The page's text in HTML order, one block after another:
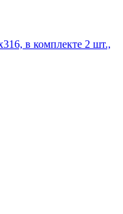
в комплекте 2 шт.,